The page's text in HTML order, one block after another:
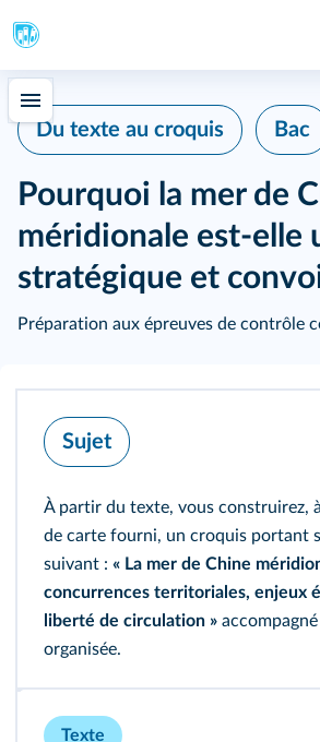
Du texte au croquis Bac
Pourquoi la mer de
méridionale est-elle
stratégique et
Préparation aux épreuves de contrôle
Sujet
À partir du texte, vous construirez,
de carte fourni, un croquis portant
suivant : « La mer de Chine
concurrences territoriales, enjeux
liberté de circulation »
organisée.
Texte